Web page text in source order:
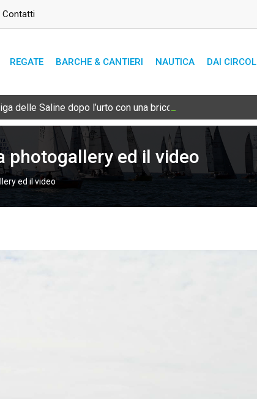
Contatti
REGATE BARCHE & CANTIERI NAUTICA DAI
delle Saline dopo l’urto con una bricola sommersa
photogallery ed il video
ed il video